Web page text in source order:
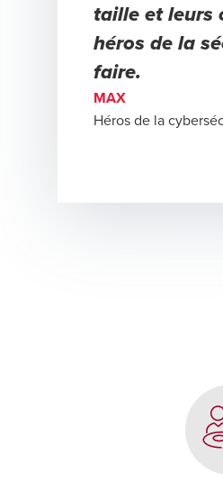
taille et leurs
héros de la
faire.
MAX
Héros de la